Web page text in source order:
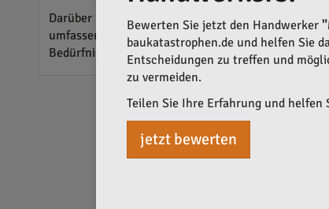
Darüber hinaus kann einPreisvergleich für
umfassende Angebote einen klaren Überblick über
Bedürfnisse zu treffen.
Bewerten Sie jetzt den Handwerker
baukatastrophen.de und helfen Sie
Entscheidungen zu treffen und
zu vermeiden.
Teilen Sie Ihre Erfahrung und helfen
jetzt bewerten